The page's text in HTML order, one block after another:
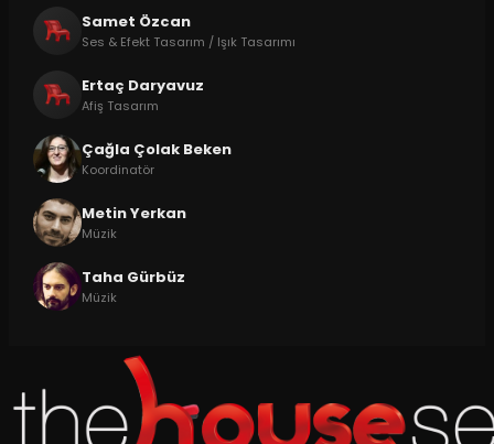
Samet Özcan
Ses & Efekt Tasarım / Işık Tasarımı
Ertaç Daryavuz
Afiş Tasarım
Çağla Çolak Beken
Koordinatör
Metin Yerkan
Müzik
Taha Gürbüz
Müzik